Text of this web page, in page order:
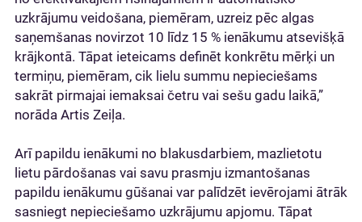
uzkrājumu veidošana, piemēram, uzreiz pēc algas
saņemšanas novirzot 10 līdz 15 % ienākumu atsevišķā
krājkontā. Tāpat ieteicams definēt konkrētu mērķi un
termiņu, piemēram, cik lielu summu nepieciešams
sakrāt pirmajai iemaksai četru vai sešu gadu laikā,”
norāda Artis Zeiļa.
Arī papildu ienākumi no blakusdarbiem, mazlietotu
lietu pārdošanas vai savu prasmju izmantošanas
papildu ienākumu gūšanai var palīdzēt ievērojami ātrāk
sasniegt nepieciešamo uzkrājumu apjomu. Tāpat